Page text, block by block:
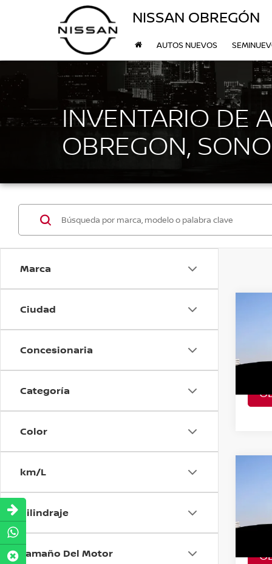
NISSAN OBREGÓN
AUTOS NUEVOS
INVENTARIO DE
OBREGON,
Marca
Ciudad
Concesionaria
Categoría
Color
km/L
Cilindraje
Tamaño Del Motor